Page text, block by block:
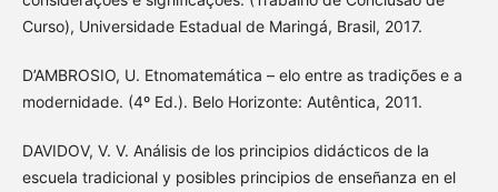
Curso), Universidade Estadual de Maringá, Brasil, 2017.
D’AMBROSIO, U. Etnomatemática – elo entre as tradições e a
modernidade. (4º Ed.). Belo Horizonte: Autêntica, 2011.
DAVIDOV, V. V. Análisis de los principios didácticos de la
escuela tradicional y posibles principios de enseñanza en el